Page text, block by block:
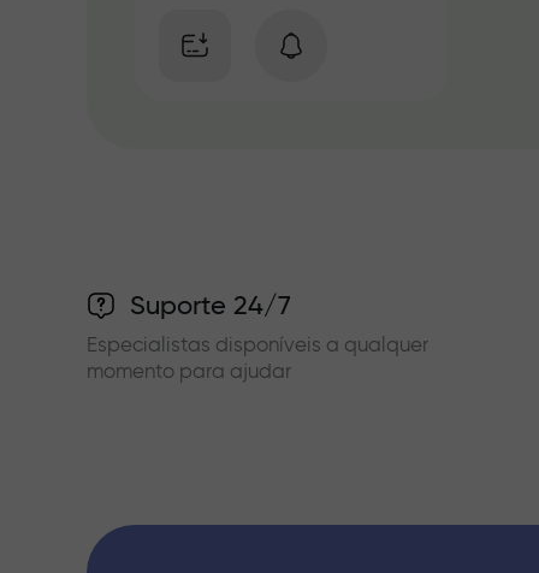
Suporte 24/7
Especialistas disponíveis a qualquer
momento para ajudar